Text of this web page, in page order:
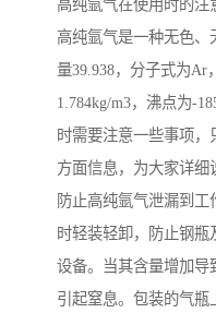
高纯氩气在使用时的注
高纯氩气是一种无色
量39.938，分子式为Ar
1.784kg/m3，沸点为-
时需要注意一些事项
方面信息，为大家详细
防止高纯氩气泄漏到
时轻装轻卸，防止钢
设备。当其含量增加导
引起窒息。包装的气